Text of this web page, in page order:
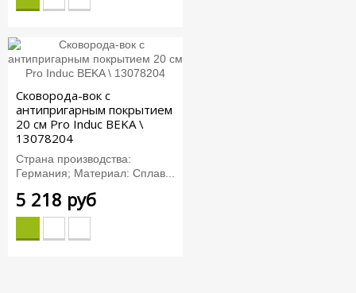
Сковорода-вок с
антипригарным покрытием
20 см Pro Induc BEKA \
13078204
Страна производства:
Германия; Материал: Сплав...
5 218 руб